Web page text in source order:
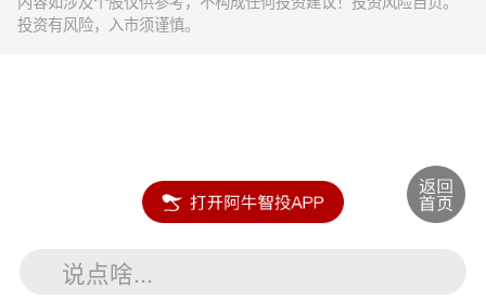
投资有风险，入市须谨慎。
说点啥...